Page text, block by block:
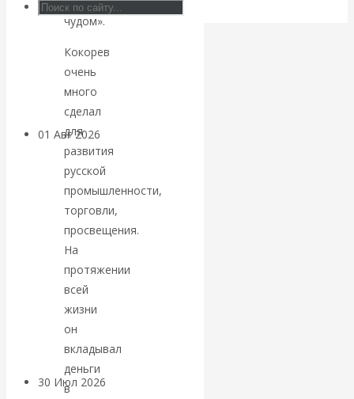
блокировки
банковских
счетов
01 Авг 2026
ВАлентин
Катасонов.
Саммит НАТО в
Турции: Drang
nach Osten
30 Июл 2026
чудом».
Кокорев
очень
много
сделал
для
развития
русской
промышленности,
торговли,
просвещения.
На
протяжении
всей
жизни
он
вкладывал
деньги
в